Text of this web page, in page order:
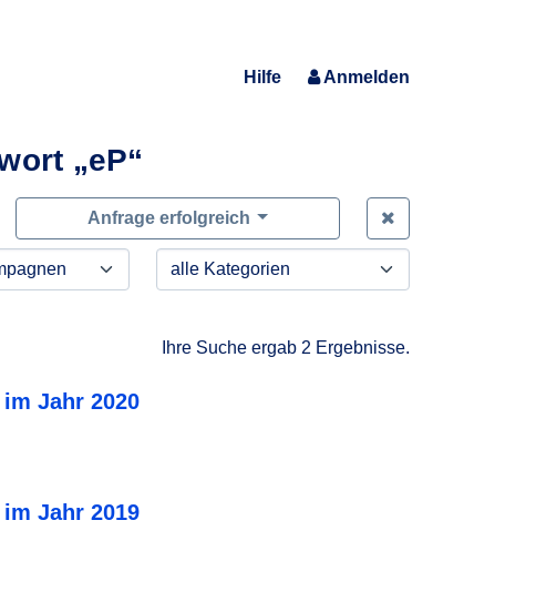
Hilfe Anmelden
„eP“
Anfrage erfolgreich
Ihre Suche ergab 2 Ergebnisse.
Jahr 2020
Jahr 2019